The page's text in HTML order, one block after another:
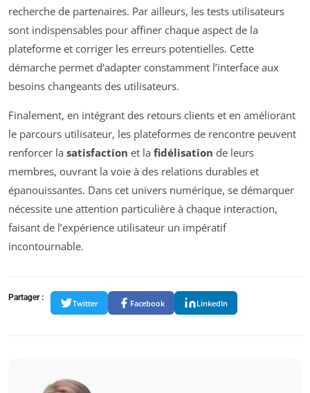
recherche de partenaires. Par ailleurs, les tests utilisateurs
sont indispensables pour affiner chaque aspect de la
plateforme et corriger les erreurs potentielles. Cette
démarche permet d’adapter constamment l’interface aux
besoins changeants des utilisateurs.
Finalement, en intégrant des retours clients et en améliorant
le parcours utilisateur, les plateformes de rencontre peuvent
renforcer la satisfaction et la fidélisation de leurs
membres, ouvrant la voie à des relations durables et
épanouissantes. Dans cet univers numérique, se démarquer
nécessite une attention particulière à chaque interaction,
faisant de l’expérience utilisateur un impératif
incontournable.
Partager :
Twitter Facebook LinkedIn